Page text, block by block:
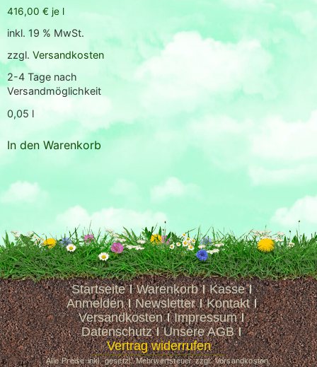
416,00 € je l
inkl. 19 % MwSt.
zzgl. Versandkosten
2-4 Tage nach
Versandmöglichkeit
0,05 l
In den Warenkorb
Startseite Warenkorb
Kasse
Anmelden
Newsletter
Kontakt
Versandkosten
Impressum
Datenschutz
Unsere AGB
Vertrag widerrufen
Alle Preise inkl. gesetzl. Mehrwertsteuer zzgl. Versandkosten,